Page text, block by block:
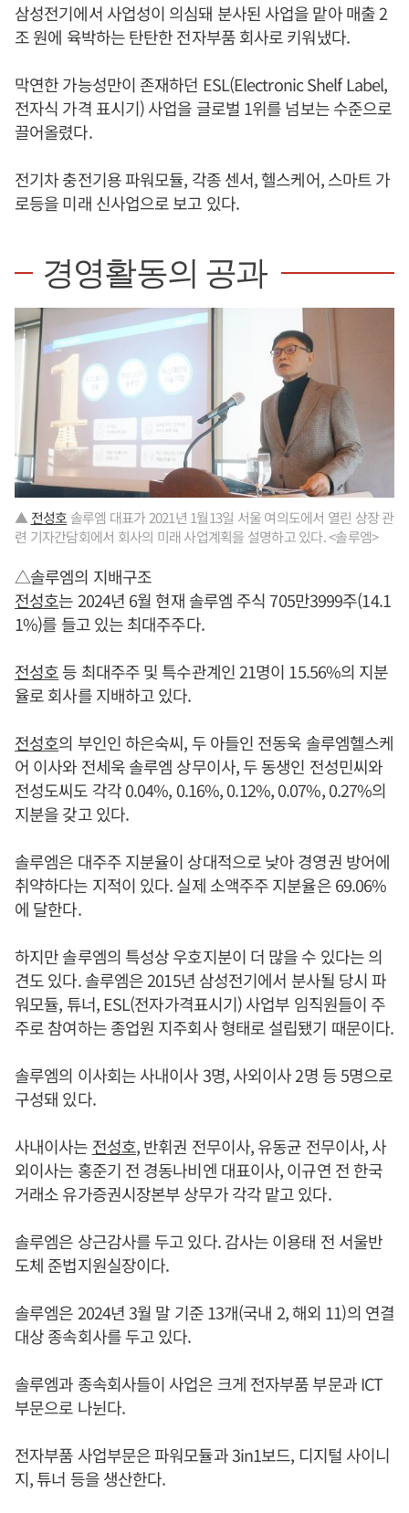
삼성전기에서 사업성이 의심돼 분사된 사업을 맡아 매출 2
조 원에 육박하는 탄탄한 전자부품 회사로 키워냈다.
막연한 가능성만이 존재하던 ESL(Electronic Shelf Label,
전자식 가격 표시기) 사업을 글로벌 1위를 넘보는 수준으로
끌어올렸다.
전기차 충전기용 파워모듈, 각종 센서, 헬스케어, 스마트 가
로등을 미래 신사업으로 보고 있다.
경영활동의 공과
▲ 전성호 솔루엠 대표가 2021년 1월13일 서울 여의도에서 열린 상장 관
련 기자간담회에서 회사의 미래 사업계획을 설명하고 있다. <솔루엠>
△솔루엠의 지배구조
전성호는 2024년 6월 현재 솔루엠 주식 705만3999주(14.1
1%)를 들고 있는 최대주주다.
전성호등 최대주주 및 특수관계인 21명이 15.56%의 지분
율로 회사를 지배하고 있다.
전성호의 부인인 하은숙씨, 두 아들인 전동욱 솔루엠헬스케
어 이사와 전세욱 솔루엠 상무이사, 두 동생인 전성민씨와
전성도씨도 각각 0.04%, 0.16%, 0.12%, 0.07%, 0.27%의
지분을 갖고 있다.
솔루엠은 대주주 지분율이 상대적으로 낮아 경영권 방어에
취약하다는 지적이 있다. 실제 소액주주 지분율은 69.06%
에 달한다.
하지만 솔루엠의 특성상 우호지분이 더 많을 수 있다는 의
견도 있다. 솔루엠은 2015년 삼성전기에서 분사될 당시 파
워모듈, 튜너, ESL(전자가격표시기) 사업부 임직원들이 주
주로 참여하는 종업원 지주회사 형태로 설립됐기 때문이다.
솔루엠의 이사회는 사내이사 3명, 사외이사 2명 등 5명으로
구성돼 있다.
사내이사는 전성호, 반휘권 전무이사, 유동균 전무이사, 사
외이사는 홍준기 전 경동나비엔 대표이사, 이규연 전 한국
거래소 유가증권시장본부 상무가 각각 맡고 있다.
솔루엠은 상근감사를 두고 있다. 감사는 이용태 전 서울반
도체 준법지원실장이다.
솔루엠은 2024년 3월 말 기준 13개(국내 2, 해외 11)의 연결
대상 종속회사를 두고 있다.
솔루엠과 종속회사들이 사업은 크게 전자부품 부문과 ICT
부문으로 나뉜다.
전자부품 사업부문은 파워모듈과 3in1보드, 디지털 사이니
지, 튜너 등을 생산한다.